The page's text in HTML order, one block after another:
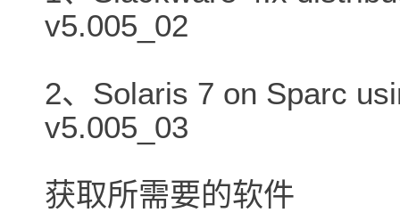
v5.005_02
2、Solaris 7 on Sparc
v5.005_03
获取所需要的软件